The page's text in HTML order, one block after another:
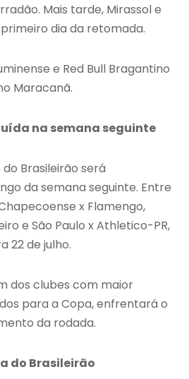
Mais tarde, Mirassol e
dia da retomada.
e Red Bull Bragantino
Maracanã.
na semana seguinte
Brasileirão será
da semana seguinte. Entre
x Flamengo,
e São Paulo x Athletico-PR,
22 de julho.
dos clubes com maior
para a Copa, enfrentará o
da rodada.
do Brasileirão